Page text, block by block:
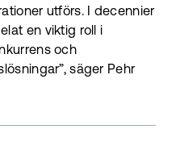
utförs. I decennier
en viktig roll i
och
säger Pehr